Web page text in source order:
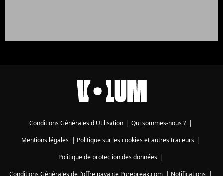
Conditions Générales d'Utilisation | Qui sommes-nous ? |
Mentions légales| Politique sur les cookies et autres traceurs|
Politique de protection des données|
Conditions Générales de l'offre payante Purebreak.com | Notifications |